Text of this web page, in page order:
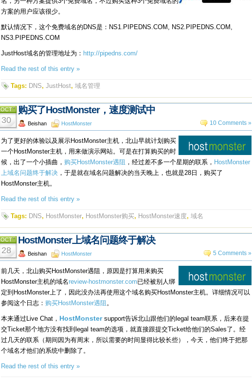
方案的用户应该很少。
默认情况下，这个免费域名的DNS是：NS1.PIPEDNS.COM, NS2.PIPEDNS.COM,
NS3.PIPEDNS.COM
JustHost域名的管理地址为： http://pipedns.com/
Read the rest of this entry »
Tags: DNS, JustHost, 域名管理
OCT
30
购买了HostMonster，速度测试中
Beishan HostMonster 10 Comments »
为了更好的体验以及展示HostMonster主机，北山早就计划购买
一个HostMonster主机，用来做演示网站。可是在打算购买的时
候，出了一个小插曲， 购买HostMonster遇阻 ，经过差不多一个星期的联系， HostMonster
上域名问题终于解决 ，于是就在域名问题解决的当天晚上，也就是28日，购买了
HostMonster主机。
Read the rest of this entry »
Tags: DNS, HostMonster, HostMonster购买, HostMonster速度, 域名
OCT
28
HostMonster上域名问题终于解决
Beishan HostMonster 5 Comments »
前几天，北山购买HostMonster遇阻，原因是打算用来购买
HostMonster主机的域名review-hostmonster.com已经被别人绑
定到HostMonster上了，因此没办法再使用这个域名购买HostMonster主机。详细情况可以
参阅这个日志： 购买HostMonster遇阻 。
本来通过Live Chat， HostMonstersupport告诉北山跟他们的legal team联系，后来在提
交Ticket那个地方没有找到legal team的选项，就直接跟提交Ticket给他们的Sales了。经
过几天的联系（期间因为有周末，所以需要的时间显得比较长些），今天，他们终于把那
个域名才他们的系统中删除了。
Read the rest of this entry »